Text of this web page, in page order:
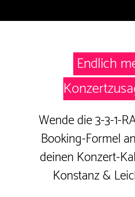
Endlich
Wende die 3-3-1-
Booking-Formel
deinen Konzert-
Konstanz &